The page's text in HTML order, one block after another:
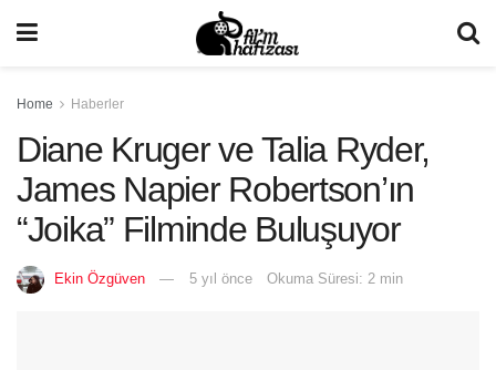
Home Haberler
Diane Kruger ve Talia Ryder,
James Napier Robertson’ın
“Joika” Filminde Buluşuyor
Ekin Özgüven 5 yıl önce Okuma Süresi: 2 min